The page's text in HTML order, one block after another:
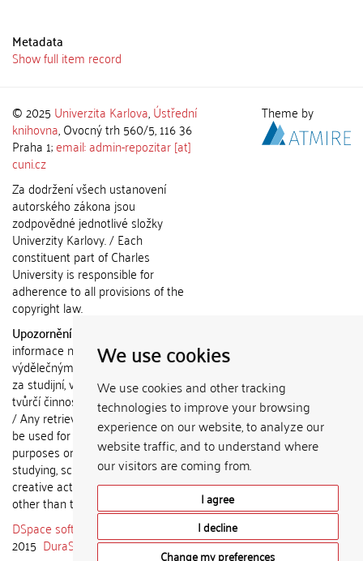
We use cookies
We use cookies and other tracking
technologies to improve your browsing
experience on our website, to analyze our
website traffic, and to understand where
our visitors are coming from.
I agree
I decline
Change my preferences
Metadata
Show full item record
© 2025 Univerzita Karlova,Ústřední
knihovna, Ovocný trh 560/5, 116 36
Praha 1;email: admin-repozitar [at]
cuni.cz
Za dodržení všech ustanovení
autorského zákona jsou
zodpovědné jednotlivé složky
Univerzity Karlovy. / Each
constituent part of Charles
University is responsible for
adherence to all provisions of the
copyright law.
Upozornění / Notice:
informace nemohou být použity k
výdělečným účelům nebo vydávány
za studijní, vědeckou nebo jinou
tvůrčí činnost jiné osoby než autora.
/ Any retrieved information shall not
be used for any commercial
purposes or claimed as results of
studying, scientific or any other
creative activities of any person
other than the author.
DSpace software
2015 DuraSpace
Theme by